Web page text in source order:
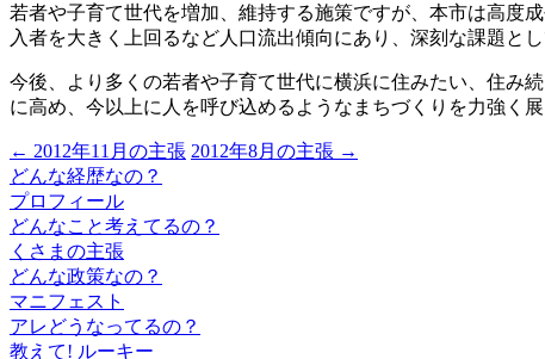
若者や子育て世代を増加、維持する施策ですが、本市は高度
入者を大きく上回るなど人口流出傾向にあり、深刻な課題とし
今後、より多くの若者や子育て世代に横浜に住みたい、住み
に高め、今以上に人を呼び込めるようなまちづくりを力強く
← 2012年11月の主張 2012年8月の主張 →
どんな経歴なの？
プロフィール
どんなこと考えてるの？
くさまの主張
どんな政策なの？
マニフェスト
アレどうなってるの？
教えて! ルーキー